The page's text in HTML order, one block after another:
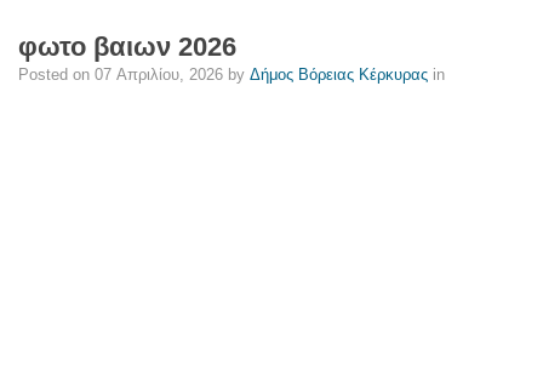
φωτο βαιων 2026
Posted on 07 Απριλίου, 2026 by Δήμος Βόρειας Κέρκυρας in